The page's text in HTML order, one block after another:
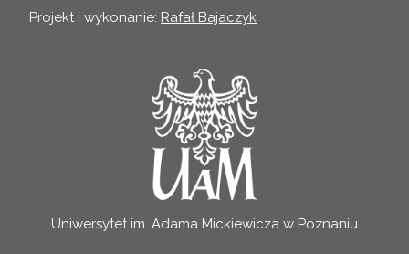
Projekt i wykonanie: Rafał Bajaczyk
Uniwersytet im. Adama Mickiewicza w Poznaniu